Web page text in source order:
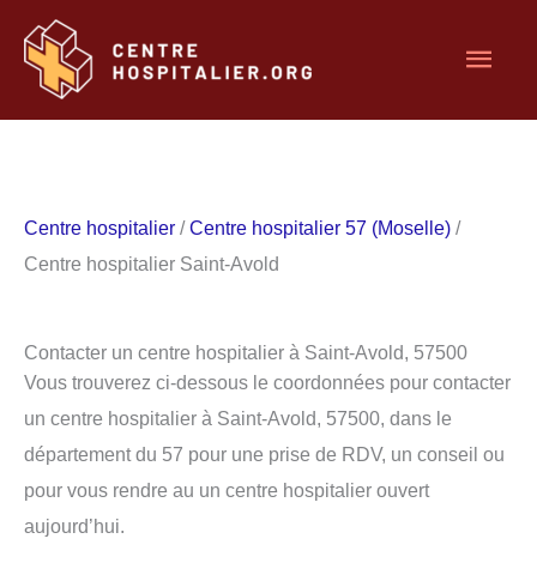
contenu
Centre hospitalier /Centre hospitalier 57 (Moselle) /
Centre hospitalier Saint-Avold
Contacter un centre hospitalier à Saint-Avold, 57500
Vous trouverez ci-dessous le coordonnées pour contacter
un centre hospitalier à Saint-Avold, 57500, dans le
département du 57 pour une prise de RDV, un conseil ou
pour vous rendre au un centre hospitalier ouvert
aujourd’hui.